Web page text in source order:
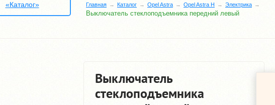
«Каталог» Главная Каталог Opel Astra Opel Astra H Электрика
Выключатель стеклоподъемника передний левый
Выключатель
стеклоподъемника